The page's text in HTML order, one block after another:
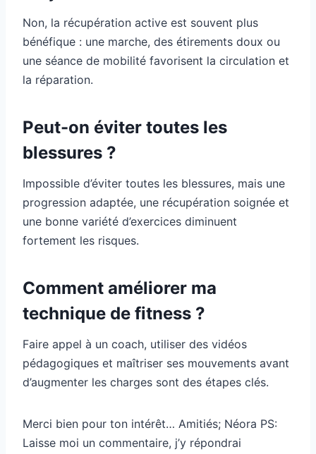
Non, la récupération active est souvent plus
bénéfique : une marche, des étirements doux ou
une séance de mobilité favorisent la circulation et
la réparation.
Peut-on éviter toutes les
blessures ?
Impossible d’éviter toutes les blessures, mais une
progression adaptée, une récupération soignée et
une bonne variété d’exercices diminuent
fortement les risques.
Comment améliorer ma
technique de fitness ?
Faire appel à un coach, utiliser des vidéos
pédagogiques et maîtriser ses mouvements avant
d’augmenter les charges sont des étapes clés.
Merci bien pour ton intérêt… Amitiés; Néora PS:
Laisse moi un commentaire, j’y répondrai